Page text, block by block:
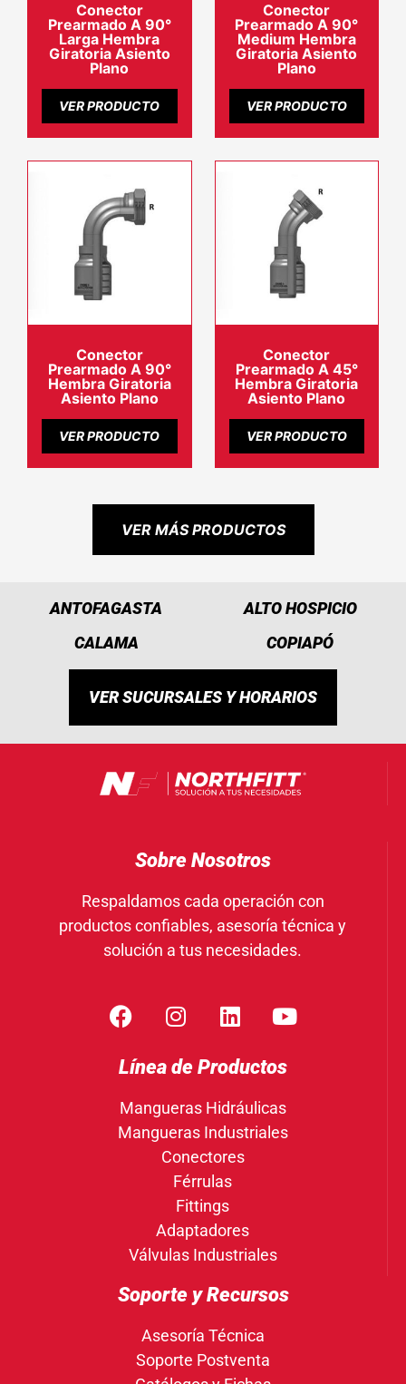
Conector
Prearmado A 90°
Larga Hembra
Giratoria Asiento
Plano
VER PRODUCTO
Conector
Prearmado A 90°
Medium Hembra
Giratoria Asiento
Plano
VER PRODUCTO
Conector
Prearmado A 90°
Hembra Giratoria
Asiento Plano
VER PRODUCTO
Conector
Prearmado A 45°
Hembra Giratoria
Asiento Plano
VER PRODUCTO
VER MÁS PRODUCTOS
ANTOFAGASTA
ALTO HOSPICIO
CALAMA
COPIAPÓ
VER SUCURSALES Y HORARIOS
Sobre Nosotros
Respaldamos cada operación con
productos confiables, asesoría técnica y
solución a tus necesidades.
Línea de Productos
Mangueras Hidráulicas
Mangueras Industriales
Conectores
Férrulas
Fittings
Adaptadores
Válvulas Industriales
Soporte y Recursos
Asesoría Técnica
Soporte Postventa